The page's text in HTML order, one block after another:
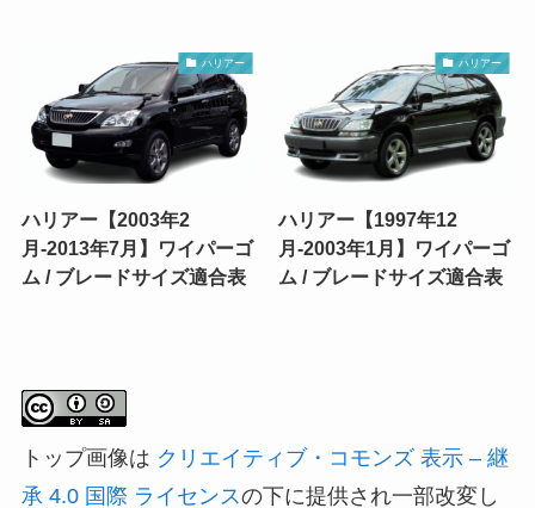
ハリアー
ハリアー【2003年2
月-2013年7月】ワイパーゴ
ム / ブレードサイズ適合表
ハリアー
ハリアー【1997年12
月-2003年1月】ワイパーゴ
ム / ブレードサイズ適合表
トップ画像は クリエイティブ・コモンズ 表示 – 継
承 4.0 国際 ライセンスの下に提供され一部改変し